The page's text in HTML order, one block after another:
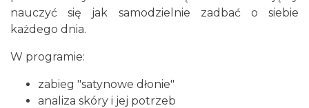
Piknik Rodzinny ze św. Franciszkiem z
Asyżu
Istebna
0.03 km
nauczyć się jak samodzielnie zadbać o siebie
każdego dnia.
W programie:
zabieg "satynowe dłonie"
analiza skóry i jej potrzeb